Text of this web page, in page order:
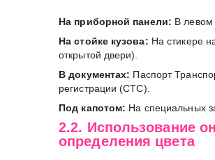
На приборной панели: В левом
На стойке кузова: На стикере
открытой двери).
В документах: Паспорт
регистрации (СТС).
Под капотом: На специальных
2.2. Использование
определения цвета